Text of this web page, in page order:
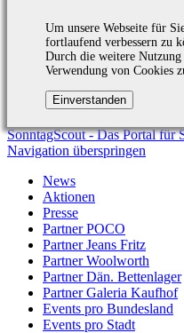
Um unsere Webseite für
fortlaufend verbessern zu
Durch die weitere
Verwendung von Cookies
SonntagScout - Das Portal für
Navigation überspringen
News
Aktionen
Presse
Partner POCO
Partner Jeans Fritz
Partner Woolworth
Partner Dän. Bettenlager
Partner Galeria Kaufhof
Events pro Bundesland
Events pro Stadt